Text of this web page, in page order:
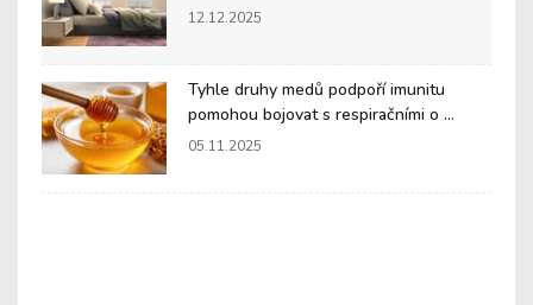
12.12.2025
Tyhle druhy medů podpoří imunitu
pomohou bojovat s respiračními o ...
05.11.2025